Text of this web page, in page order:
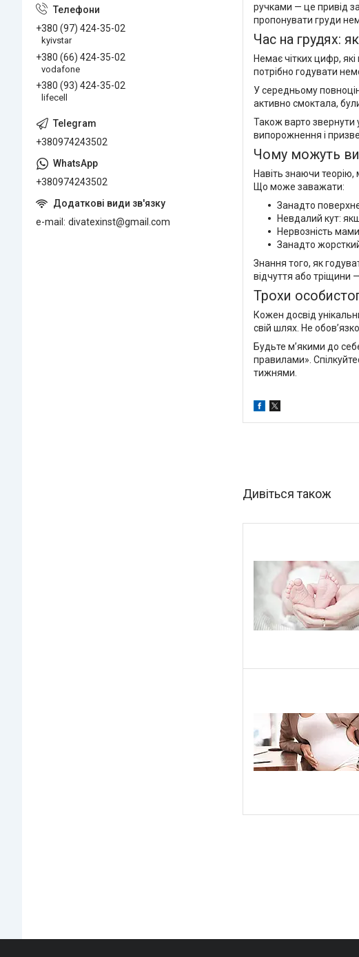
ручками — це привід
пропонувати груди
Час на грудях:
Немає чітких цифр,
потрібно годувати
У середньому
активно смоктала,
Також варто звернути
випорожнення і
Чому можуть
Навіть знаючи
Що може заважати:
Занадто
Невдалий кут:
Нервозність
Занадто
Знання того, як
відчуття або тріщини
Трохи
Кожен досвід
свій шлях. Не
Будьте м’якими до
правилами».
тижнями.
+380 (97) 424-35-02
kyivstar
+380 (66) 424-35-02
vodafone
+380 (93) 424-35-02
lifecell
+380974243502
+380974243502
e-mail divatexinst@gmail.com